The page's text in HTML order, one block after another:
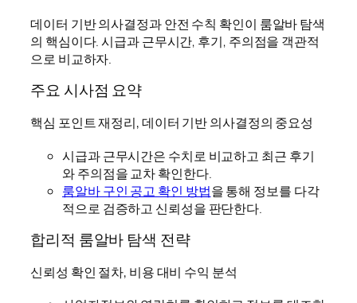
데이터 기반 의사결정과 안전 수칙 확인이 룸알바 탐색
의 핵심이다. 시급과 근무시간, 후기, 주의점을 객관적
으로 비교하자.
주요 시사점 요약
핵심 포인트 재정리, 데이터 기반 의사결정의 중요성
시급과 근무시간은 수치로 비교하고 최근 후기
와 주의점을 교차 확인한다.
룸알바 구인 공고 확인 방법을 통해 정보를 다각
적으로 검증하고 신뢰성을 판단한다.
합리적 룸알바 탐색 전략
신뢰성 확인 절차, 비용 대비 수익 분석